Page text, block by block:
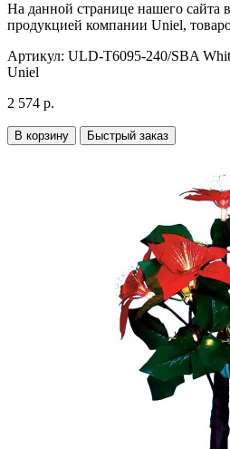
На данной странице нашего сайта
продукцией компании Uniel,
Артикул: ULD-T6095-240/SBA
Uniel
2 574 р.
В корзину Быстрый заказ